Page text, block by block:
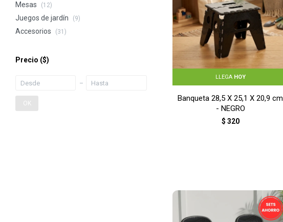
LLEGA HOY
Banqueta 28,5 X 25,1 X 20,9 cm
- NEGRO
$ 320
Mesas (12)
Juegos de jardín (9)
Accesorios (31)
Precio ($)
OK